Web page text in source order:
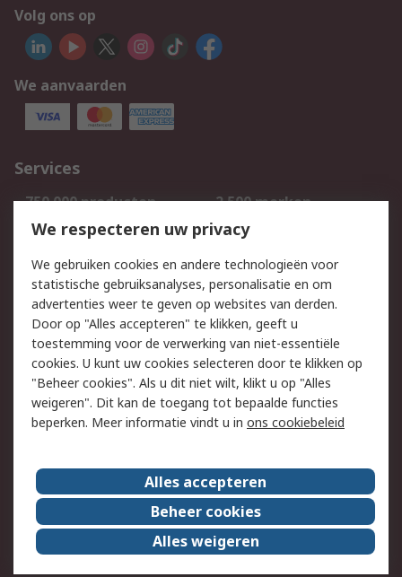
Volg ons op
We aanvaarden
Services
750.000 producten
2.500 merken
Bestellen
Inkoopoplossingen
Track & Trace
Wettelijk
Cookiebeleid
Email veiligheid
Privacybeleid
Websitevoorwaarden
Algemene
verkoopvoorwaarden
Over RS
RS Group
Over ons
RS wereldwijd
Werken bij RS
ESG
We respecteren uw privacy
We gebruiken cookies en andere technologieën voor
statistische gebruiksanalyses, personalisatie en om
advertenties weer te geven op websites van derden.
Door op "Alles accepteren" te klikken, geeft u
toestemming voor de verwerking van niet-essentiële
cookies. U kunt uw cookies selecteren door te klikken op
"Beheer cookies". Als u dit niet wilt, klikt u op "Alles
weigeren". Dit kan de toegang tot bepaalde functies
beperken. Meer informatie vindt u in ons cookiebeleid
Alles accepteren
Beheer cookies
Alles weigeren